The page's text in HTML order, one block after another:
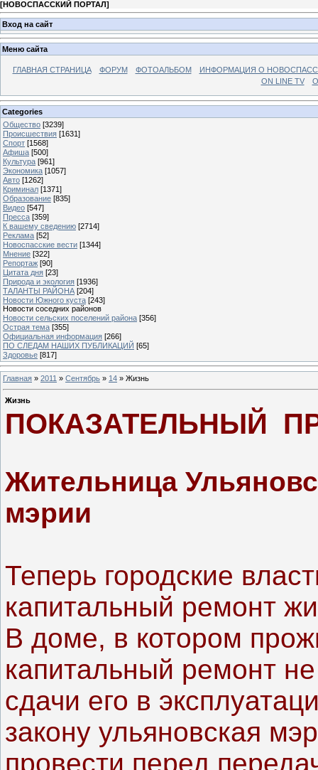
[НОВОСПАССКИЙ ПОРТАЛ]
Вход на сайт
Меню сайта
ГЛАВНАЯ СТРАНИЦА ФОРУМ ФОТОАЛЬБОМ
ИНФОРМАЦИЯ О
ON LINE TV
Categories
Общество [3239]
Происшествия [1631]
Спорт [1568]
Афиша [500]
Культура [961]
Экономика [1057]
Авто [1262]
Криминал [1371]
Образование [835]
Видео [547]
Пресса [359]
К вашему сведению [2714]
Реклама [52]
Новоспасские вести [1344]
Мнение [322]
Репортаж [90]
Цитата дня [23]
Природа и экология [1936]
ТАЛАНТЫ РАЙОНА [204]
Новости Южного куста [243]
Новости соседних районов
Новости сельских поселений района [356]
Острая тема [355]
Официальная информация [266]
ПО СЛЕДАМ НАШИХ ПУБЛИКАЦИЙ [65]
Здоровье [817]
Главная » 2011 » Сентябрь » 14 » Жизнь
Жизнь
ПОКАЗАТЕЛЬНЫЙ
Жительница
мэрии
Теперь городские
капитальный ремонт
В доме, в котором
капитальный ремонт
сдачи его в
закону ульяновская
провести перед